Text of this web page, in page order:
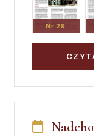
Nr 29